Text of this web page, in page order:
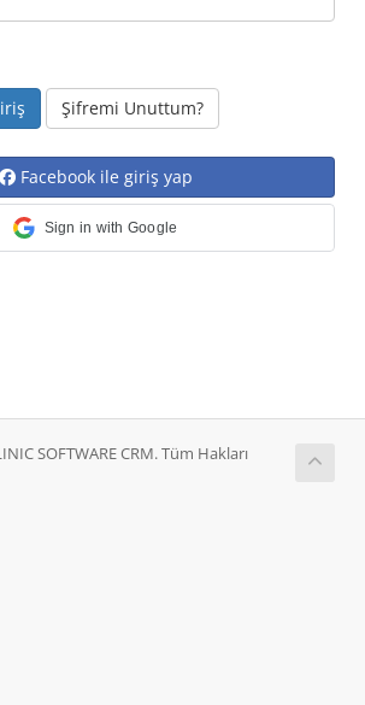
Şifremi Unuttum?
Facebook ile giriş yap
Sign in with Google
SOFTWARE CRM. Tüm Hakları